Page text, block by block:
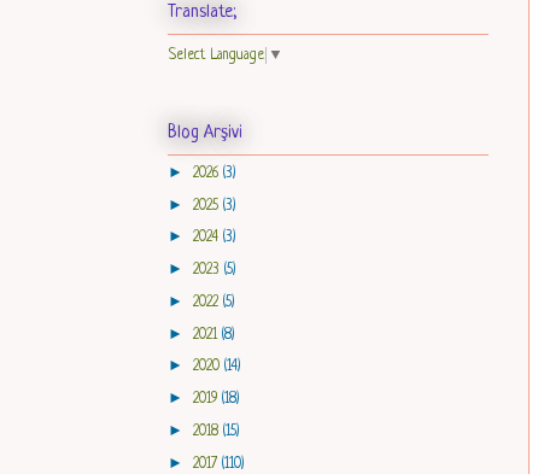
Translate;
Select Language ▼
Blog Arşivi
► 2026 (3)
► 2025 (3)
► 2024 (3)
► 2023 (5)
► 2022 (5)
► 2021 (8)
► 2020 (14)
► 2019 (18)
► 2018 (15)
► 2017 (110)